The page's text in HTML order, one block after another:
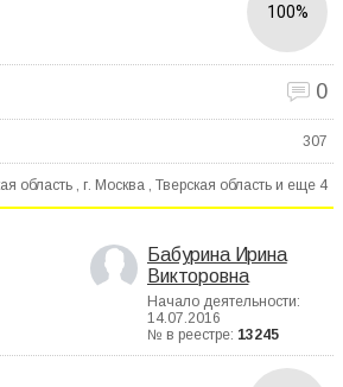
100%
0
307
область , г. Москва , Тверская область и еще 4
Бабурина Ирина
Викторовна
Начало деятельности:
14.07.2016
№ в реестре: 13245